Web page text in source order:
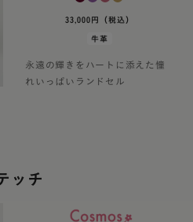
33,000円（税込）
牛革
永遠の輝きをハートに添えた憧
れいっぱいランドセル
ッチ